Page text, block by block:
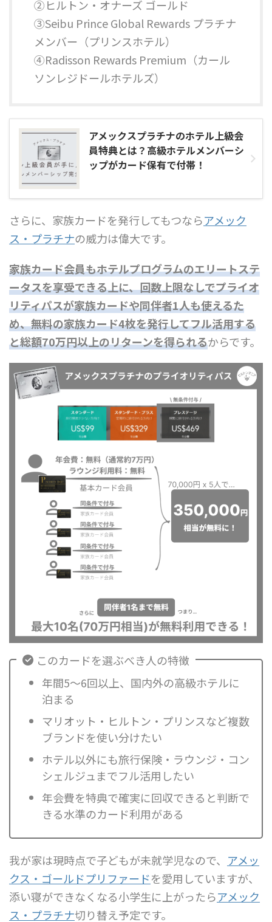
②ヒルトン・オナーズ ゴールド
③Seibu Prince Global Rewards プラチナ
メンバー（プリンスホテル）
④Radisson Rewards Premium（カール
ソンレジドールホテルズ）
アメックスプラチナのホテル上級会
員特典とは？高級ホテルメンバーシ
ップがカード保有で付帯！
さらに、家族カードを発行してもつならアメック
ス・プラチナの威力は偉大です。
家族カード会員もホテルプログラムのエリートステ
ータスを享受できる上に、回数上限なしでプライオ
リティパスが家族カードや同伴者1人も使えるた
め、無料の家族カード4枚を発行してフル活用する
と総額70万円以上のリターンを得られるからです。
このカードを選ぶべき人の特徴
年間5〜6回以上、国内外の高級ホテルに
泊まる
マリオット・ヒルトン・プリンスなど複数
ブランドを使い分けたい
ホテル以外にも旅行保険・ラウンジ・コン
シェルジュまでフル活用したい
年会費を特典で確実に回収できると判断で
きる水準のカード利用がある
我が家は現時点で子どもが未就学児なので、 アメッ
クス・ゴールドプリファードを愛用していますが、
添い寝ができなくなる小学生に上がったらアメック
ス・プラチナ切り替え予定です。